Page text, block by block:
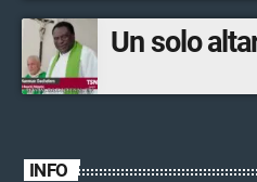
Un solo
INFO